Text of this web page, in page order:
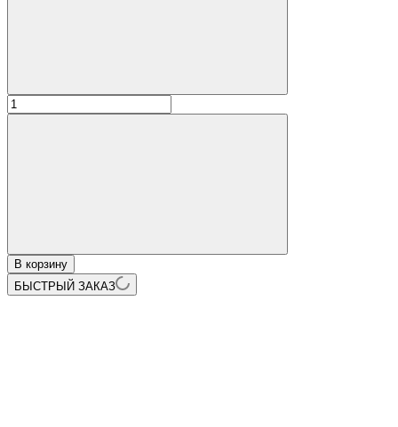
В корзину
БЫСТРЫЙ ЗАКАЗ